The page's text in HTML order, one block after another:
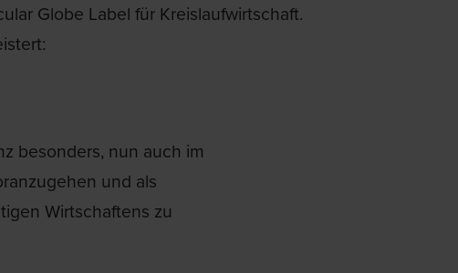
Globe Label für Kreislaufwirtschaft.
besonders, nun auch im
und als
Wirtschaftens zu